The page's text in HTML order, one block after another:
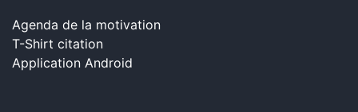
Agenda de la motivation
T-Shirt citation
Application Android